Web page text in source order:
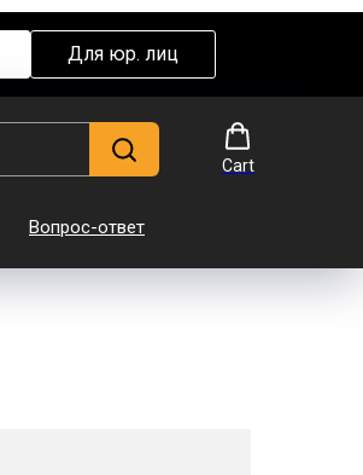
Для юр. лиц
Cart
Вопрос-ответ